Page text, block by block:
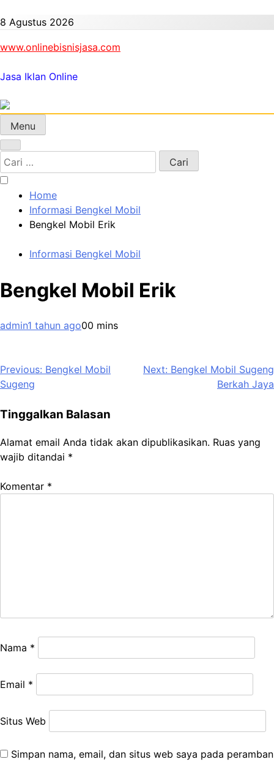
to
8 Agustus 2026
www.onlinebisnisjasa.com
Jasa Iklan Online
Menu
Cari
untuk:
Home
Informasi Bengkel Mobil
Bengkel Mobil Erik
Informasi Bengkel Mobil
Bengkel Mobil Erik
admin1 tahun ago00 mins
Navigasi
pos
Previous: Bengkel Mobil
Sugeng
Next: Bengkel Mobil Sugeng
Berkah Jaya
Tinggalkan Balasan
Alamat email Anda tidak akan dipublikasikan. Ruas yang
wajib ditandai *
Komentar *
Nama *
Email *
Situs Web
Simpan nama, email, dan situs web saya pada peramban